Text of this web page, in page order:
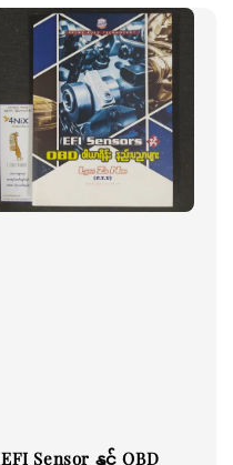
EFI Sensor နှင့် OBD